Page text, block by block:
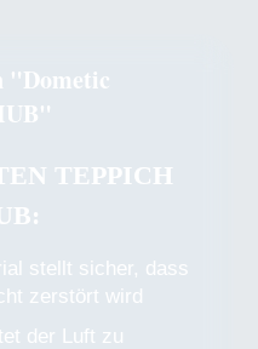
"Dometic
TEPPICH
stellt sicher, dass
zerstört wird
der Luft zu